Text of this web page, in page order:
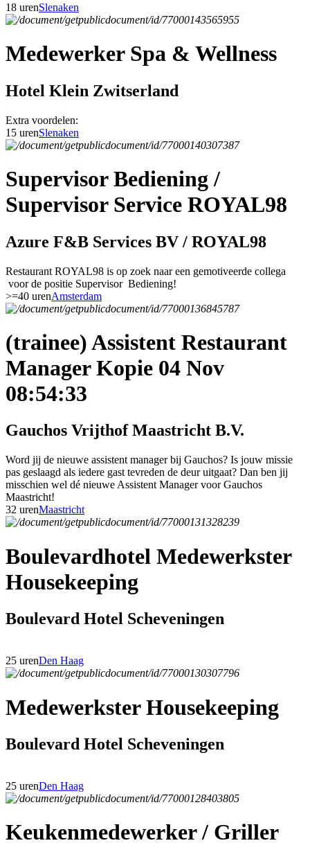
18 urenSlenaken
Medewerker Spa & Wellness
Hotel Klein Zwitserland
Extra voordelen:
15 urenSlenaken
Supervisor Bediening /
Supervisor Service ROYAL98
Azure F&B Services BV / ROYAL98
Restaurant ROYAL98 is op zoek naar een gemotiveerde collega
voor de positie Supervisor Bediening!
>=40 urenAmsterdam
(trainee) Assistent Restaurant
Manager Kopie 04 Nov
08:54:33
Gauchos Vrijthof Maastricht B.V.
Word jij de nieuwe assistent manager bij Gauchos? Is jouw missie
pas geslaagd als iedere gast tevreden de deur uitgaat? Dan ben jij
misschien wel dé nieuwe Assistent Manager voor Gauchos
Maastricht!
32 urenMaastricht
Boulevardhotel Medewerkster
Housekeeping
Boulevard Hotel Scheveningen
25 urenDen Haag
Medewerkster Housekeeping
Boulevard Hotel Scheveningen
25 urenDen Haag
Keukenmedewerker / Griller